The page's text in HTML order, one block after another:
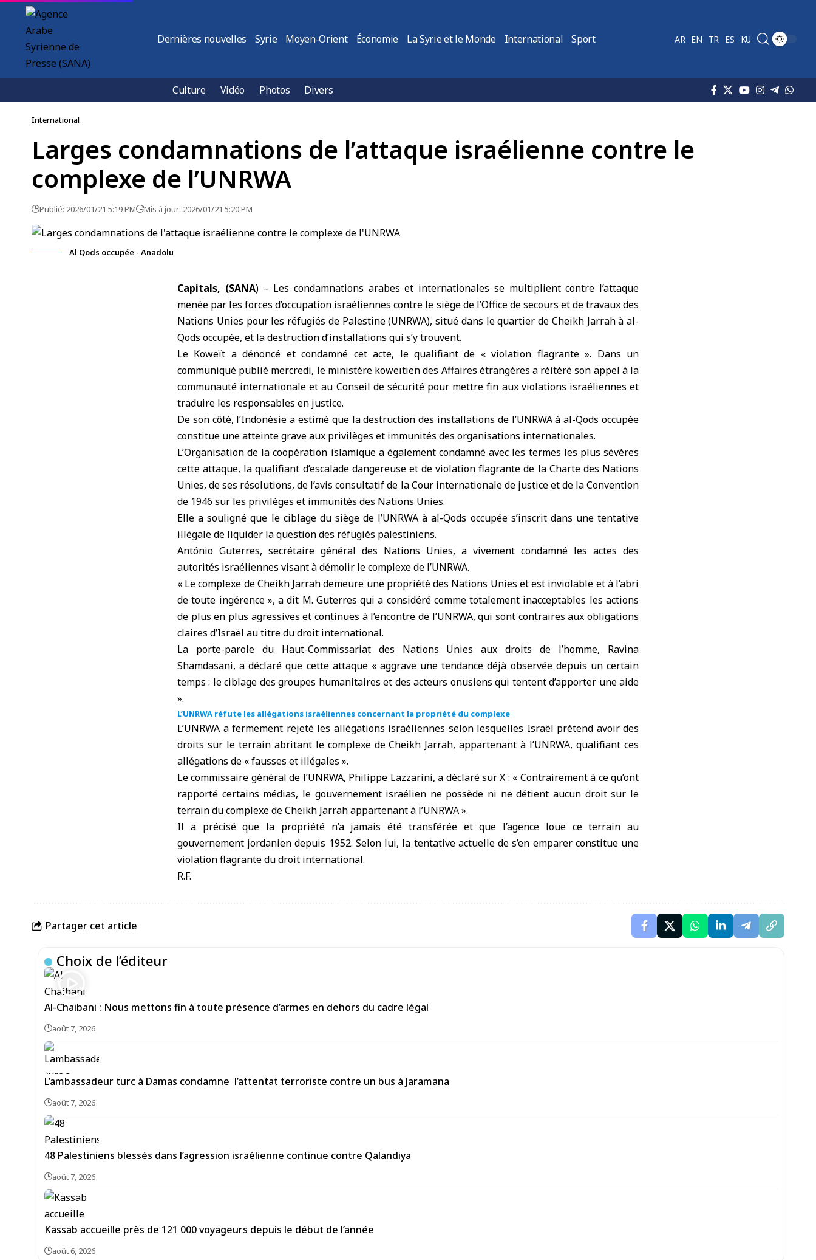
Dernières nouvelles Syrie Moyen-Orient Économie La Syrie et le Monde International Sport AR EN TR ES KU
Culture Vidéo Photos Divers
International
Larges condamnations de l’attaque israélienne contre le
complexe de l’UNRWA
Publié: 2026/01/21 5:19 PM Mis à jour: 2026/01/21 5:20 PM
Al Qods occupée - Anadolu
Capitals, (SANA) – Les condamnations arabes et internationales se multiplient contre l’attaque
menée par les forces d’occupation israéliennes contre le siège de l’Office de secours et de travaux des
Nations Unies pour les réfugiés de Palestine (UNRWA), situé dans le quartier de Cheikh Jarrah à al-
Qods occupée, et la destruction d’installations qui s’y trouvent.
Le Koweït a dénoncé et condamné cet acte, le qualifiant de « violation flagrante ». Dans un
communiqué publié mercredi, le ministère koweïtien des Affaires étrangères a réitéré son appel à la
communauté internationale et au Conseil de sécurité pour mettre fin aux violations israéliennes et
traduire les responsables en justice.
De son côté, l’Indonésie a estimé que la destruction des installations de l’UNRWA à al-Qods occupée
constitue une atteinte grave aux privilèges et immunités des organisations internationales.
L’Organisation de la coopération islamique a également condamné avec les termes les plus sévères
cette attaque, la qualifiant d’escalade dangereuse et de violation flagrante de la Charte des Nations
Unies, de ses résolutions, de l’avis consultatif de la Cour internationale de justice et de la Convention
de 1946 sur les privilèges et immunités des Nations Unies.
Elle a souligné que le ciblage du siège de l’UNRWA à al-Qods occupée s’inscrit dans une tentative
illégale de liquider la question des réfugiés palestiniens.
António Guterres, secrétaire général des Nations Unies, a vivement condamné les actes des
autorités israéliennes visant à démolir le complexe de l’UNRWA.
« Le complexe de Cheikh Jarrah demeure une propriété des Nations Unies et est inviolable et à l’abri
de toute ingérence », a dit M. Guterres qui a considéré comme totalement inacceptables les actions
de plus en plus agressives et continues à l’encontre de l’UNRWA, qui sont contraires aux obligations
claires d’Israël au titre du droit international.
La porte-parole du Haut-Commissariat des Nations Unies aux droits de l’homme, Ravina
Shamdasani, a déclaré que cette attaque « aggrave une tendance déjà observée depuis un certain
temps : le ciblage des groupes humanitaires et des acteurs onusiens qui tentent d’apporter une aide
».
L’UNRWA réfute les allégations israéliennes concernant la propriété du complexe
L’UNRWA a fermement rejeté les allégations israéliennes selon lesquelles Israël prétend avoir des
droits sur le terrain abritant le complexe de Cheikh Jarrah, appartenant à l’UNRWA, qualifiant ces
allégations de « fausses et illégales ».
Le commissaire général de l’UNRWA, Philippe Lazzarini, a déclaré sur X : « Contrairement à ce qu’ont
rapporté certains médias, le gouvernement israélien ne possède ni ne détient aucun droit sur le
terrain du complexe de Cheikh Jarrah appartenant à l’UNRWA ».
Il a précisé que la propriété n’a jamais été transférée et que l’agence loue ce terrain au
gouvernement jordanien depuis 1952. Selon lui, la tentative actuelle de s’en emparer constitue une
violation flagrante du droit international.
R.F.
Partager cet article
Choix de l’éditeur
Al-Chaibani : Nous mettons fin à toute présence d’armes en dehors du cadre légal
août 7, 2026
L’ambassadeur turc à Damas condamne l’attentat terroriste contre un bus à Jaramana
août 7, 2026
48 Palestiniens blessés dans l’agression israélienne continue contre Qalandiya
août 7, 2026
Kassab accueille près de 121 000 voyageurs depuis le début de l’année
août 6, 2026